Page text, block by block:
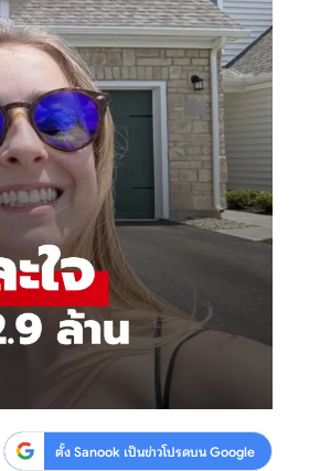
Sanook Choice
นิยาย
ตั้ง Sanook เป็นข่าวโปรดบน Google